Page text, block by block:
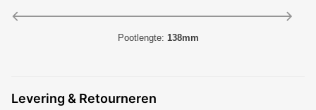
Pootlengte: 138mm
Levering & Retourneren